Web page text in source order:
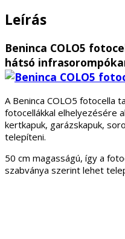
Leírás
Beninca COLO5
hátsó
A Beninca COLO5 fotocella
fotocellákkal elhelyezésére
kertkapuk, garázskapuk,
telepíteni.
50 cm magasságú, így a
szabványa szerint lehet